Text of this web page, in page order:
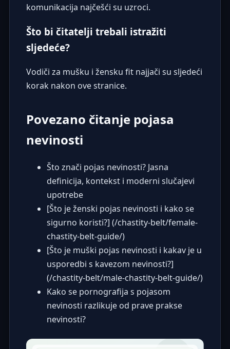
komunikacija najčešći su uzroci.
Što bi čitatelji trebali istražiti
sljedeće?
Vodiči za mušku i žensku fit najjači su sljedeći
korak nakon ove stranice.
Povezano čitanje pojasa
nevinosti
Što znači pojas nevinosti? Jasna
definicija, kontekst i moderni slučajevi
upotrebe
[Što je ženski pojas nevinosti i kako se
sigurno koristi?] (/chastity-belt/female-
chastity-belt-guide/)
[Što je muški pojas nevinosti i kakav je u
usporedbi s kavezom nevinosti?]
(/chastity-belt/male-chastity-belt-guide/)
Kako se pornografija s pojasom
nevinosti razlikuje od prave prakse
nevinosti?